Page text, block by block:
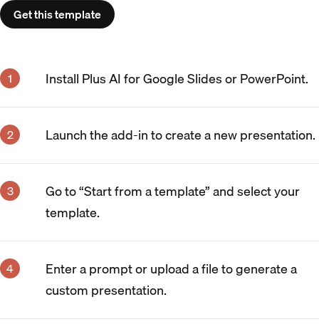
Get this template
Install Plus AI for Google Slides or PowerPoint.
Launch the add-in to create a new presentation.
Go to “Start from a template” and select your
template.
Enter a prompt or upload a file to generate a
custom presentation.